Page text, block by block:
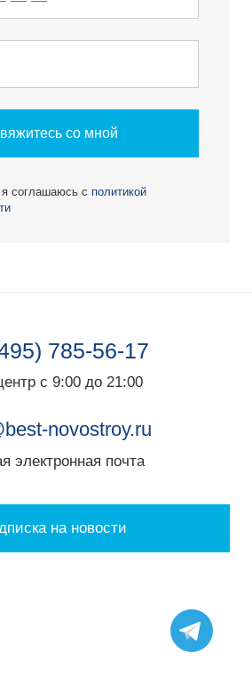
со мной
соглашаюсь с политикой
785-56-17
с 9:00 до 21:00
novostroy.ru
электронная почта
на новости